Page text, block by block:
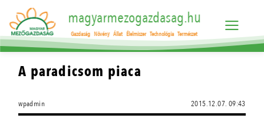
magyarmezogazdasag.hu
Gazdaság Növény Állat Élelmiszer Technológia Természet
A paradicsom piaca
wpadmin 2015.12.07. 09:43